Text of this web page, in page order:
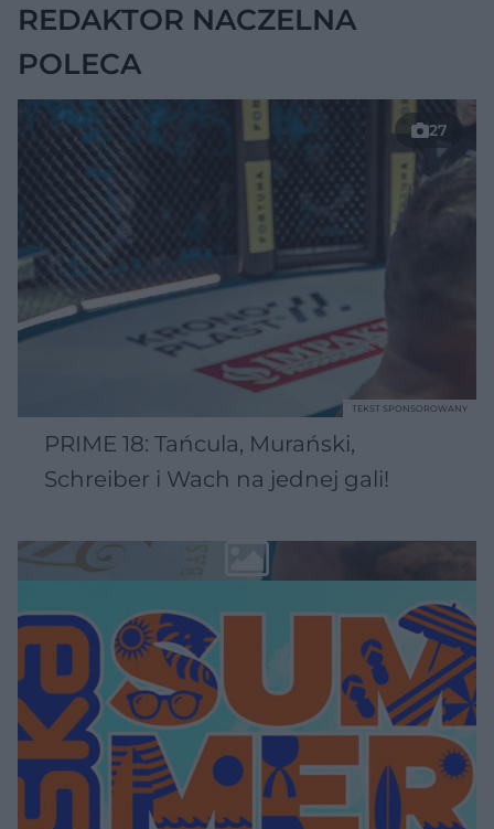
REDAKTOR NACZELNA
POLECA
27
PRIME 18: Tańcula, Murański,
Schreiber i Wach na jednej gali!
TEKST SPONSOROWANY